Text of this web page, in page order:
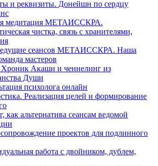
и реквизиты. Донейшн по сердцу
медитация МЕТАИССКРА.
чистка, связь с хранителями,
сеансов МЕТАИССКРА. Наша
мастеров
Хроник Акаши и ченнелинг из
Души
психолога онлайн
Реализация целей и формирование
как альтернатива сеансам ведомой
проектов для подлинного
работа с двойником, дублем,